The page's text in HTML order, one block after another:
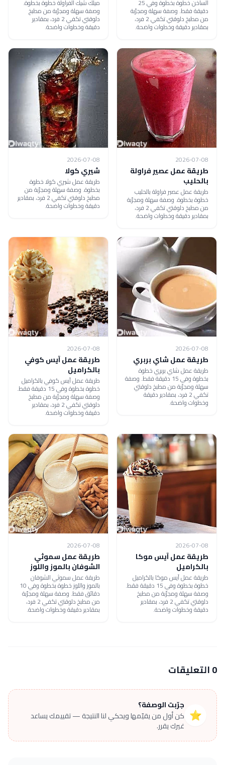
الساخن خطوة بخطوة وفي 25
دقيقة فقط. وصفة سهلة ومجرّبة
من مطبخ دلوقتي تكفي 2 فرد،
بمقادير دقيقة وخطوات واضحة.
ميلك شيك الفراولة خطوة بخطوة.
وصفة سهلة ومجرّبة من مطبخ
دلوقتي تكفي 2 فرد، بمقادير
دقيقة وخطوات واضحة.
2026-07-08
طريقة عمل عصير فراولة
بالحليب
طريقة عمل عصير فراولة بالحليب
خطوة بخطوة. وصفة سهلة ومجرّبة
من مطبخ دلوقتي تكفي 2 فرد،
بمقادير دقيقة وخطوات واضحة.
2026-07-08
شيري كولا
طريقة عمل شيري كولا خطوة
بخطوة. وصفة سهلة ومجرّبة من
مطبخ دلوقتي تكفي 2 فرد، بمقادير
دقيقة وخطوات واضحة.
2026-07-08
طريقة عمل شاي بربري
طريقة عمل شاي بربري خطوة
بخطوة وفي 15 دقيقة فقط. وصفة
سهلة ومجرّبة من مطبخ دلوقتي
تكفي 2 فرد، بمقادير دقيقة
وخطوات واضحة.
2026-07-08
طريقة عمل آيس كوفي
بالكراميل
طريقة عمل آيس كوفي بالكراميل
خطوة بخطوة وفي 15 دقيقة فقط.
وصفة سهلة ومجرّبة من مطبخ
دلوقتي تكفي 2 فرد، بمقادير
دقيقة وخطوات واضحة.
2026-07-08
طريقة عمل آيس موكا
بالكراميل
طريقة عمل آيس موكا بالكراميل
خطوة بخطوة وفي 15 دقيقة فقط.
وصفة سهلة ومجرّبة من مطبخ
دلوقتي تكفي 2 فرد، بمقادير
دقيقة وخطوات واضحة.
2026-07-08
طريقة عمل سموثي
الشوفان بالموز واللوز
طريقة عمل سموثي الشوفان
بالموز واللوز خطوة بخطوة وفي 10
دقائق فقط. وصفة سهلة ومجرّبة
من مطبخ دلوقتي تكفي 2 فرد،
بمقادير دقيقة وخطوات واضحة.
0 التعليقات
⭐
جرّبت الوصفة؟
كن أول من يقيّمها ويحكي لنا النتيجة — تقييمك يساعد
غيرك يقرر.